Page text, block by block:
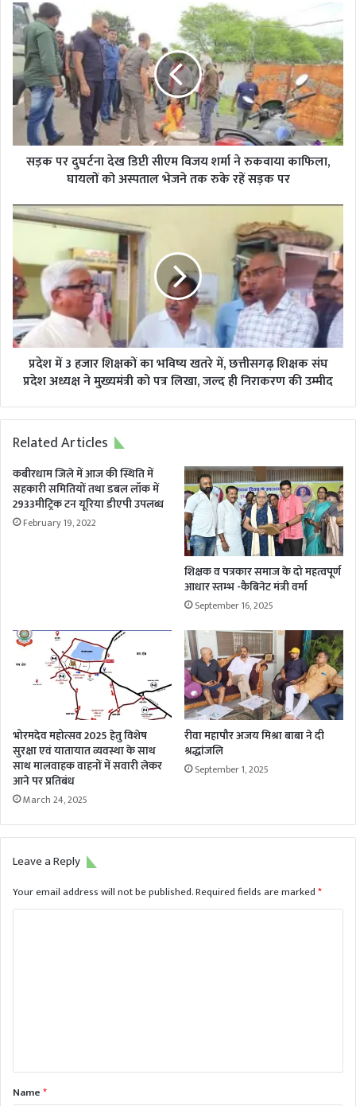
सड़क
पर
दुघर्टना
देख
डिप्टी
सीएम
विजय
शर्मा
ने
रुकवाया
को
अस्पताल
तक
रुके
रहें
सड़क
पर
सड़क पर दुघर्टना देख डिप्टी सीएम विजय शर्मा ने रुकवाया काफिला,
घायलों को अस्पताल भेजने तक रुके रहें सड़क पर
प्रदेश
हजार
शिक्षकों
का
भविष्य
खतरे
में,
छत्तीसगढ़
शिक्षक
प्रदेश
ने
को
पत्र
लिखा,
जल्द
प्रदेश में 3 हजार शिक्षकों का भविष्य खतरे में, छत्तीसगढ़ शिक्षक संघ
प्रदेश अध्यक्ष ने मुख्यमंत्री को पत्र लिखा, जल्द ही निराकरण की उम्मीद
Related Articles
कबीरधाम जिले में आज की स्थिति में
सहकारी समितियों तथा डबल लॉक में
2933मीट्रिक टन यूरिया डीएपी उपलब्ध
February 19, 2022
शिक्षक व पत्रकार समाज के दो महत्वपूर्ण
आधार स्तम्भ -कैबिनेट मंत्री वर्मा
September 16, 2025
भोरमदेव महोत्सव 2025 हेतु विशेष
सुरक्षा एवं यातायात व्यवस्था के साथ
साथ मालवाहक वाहनों में सवारी लेकर
आने पर प्रतिबंध
March 24, 2025
रीवा महापौर अजय मिश्रा बाबा ने दी
श्रद्धांजलि
September 1, 2025
Leave a Reply
Your email address will not be published.Required fields are marked*
*Name*